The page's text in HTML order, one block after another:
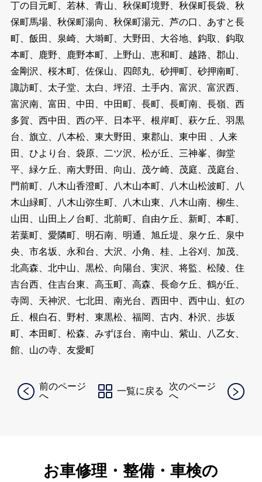
丁の目元町、若林、青山、秋保町境野、秋保町長袋、秋
保町馬場、秋保町湯向、秋保町湯元、芦の口、あすと長
町、飯田、泉崎、大塒町、大野田、大谷地、鈎取、鈎取
本町、鹿野、鹿野本町、上野山、恵和町、越路、郡山、
金剛沢、桜木町、佐保山、四郎丸、砂押町、砂押南町、
諏訪町、太子堂、太白、坪沼、土手内、富沢、富沢西、
富沢南、富田、中田、中田町、長町、長町南、長嶺、西
多賀、西中田、西の平、日本平、根岸町、萩ケ丘、羽黒
台、旗立、八本松、東大野田、東郡山、東中田 、人来
田、ひより台、袋原、二ツ沢、松が丘、三神峯、御堂
平、緑ケ丘、南大野田、向山、茂ケ崎、茂庭、茂庭台、
門前町、八木山香澄町、八木山本町、八木山松波町、八
木山緑町、八木山弥生町、八木山東、八木山南、柳生、
山田、山田上ノ台町、北前町、自由ケ丘、新町、本町、
若葉町、愛隣町、明石南、明通、旭丘堤、泉ケ丘、泉中
央、市名坂、永和台、大沢、小角、桂、上谷刈、加茂、
北高森、北中山、黒松、向陽台、実沢、将監、松陵、住
吉台西、住吉台東、高玉町、高森、長命ケ丘、鶴が丘、
寺岡、天神沢、七北田、南光台、西田中、西中山、虹の
丘、根白石、野村、東黒松、福岡、古内、朴沢、歩坂
町、本田町、松森、みずほ台、南中山、紫山、八乙女、
館、山の寺、友愛町
前のページ
へ
一覧に戻る
次のページ
へ
お車修理・整備・車検の